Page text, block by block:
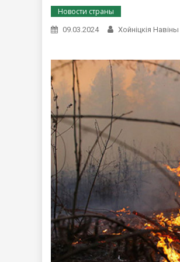
Новости страны
09.03.2024 Хойнiцкiя Навiны